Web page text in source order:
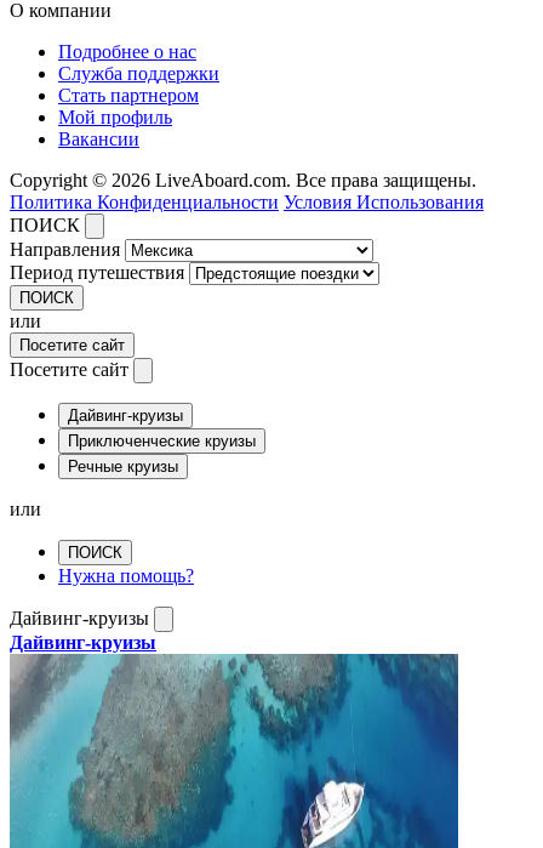
О компании
Подробнее о нас
Служба поддержки
Стать партнером
Мой профиль
Вакансии
Copyright © 2026 LiveAboard.com. Все права защищены.
Политика Конфиденциальности Условия Использования
ПОИСК
Направления
Период путешествия
ПОИСК
или
Посетите сайт
Посетите сайт
Дайвинг-круизы
Приключенческие круизы
Речные круизы
или
ПОИСК
Нужна помощь?
Дайвинг-круизы
Дайвинг-круизы